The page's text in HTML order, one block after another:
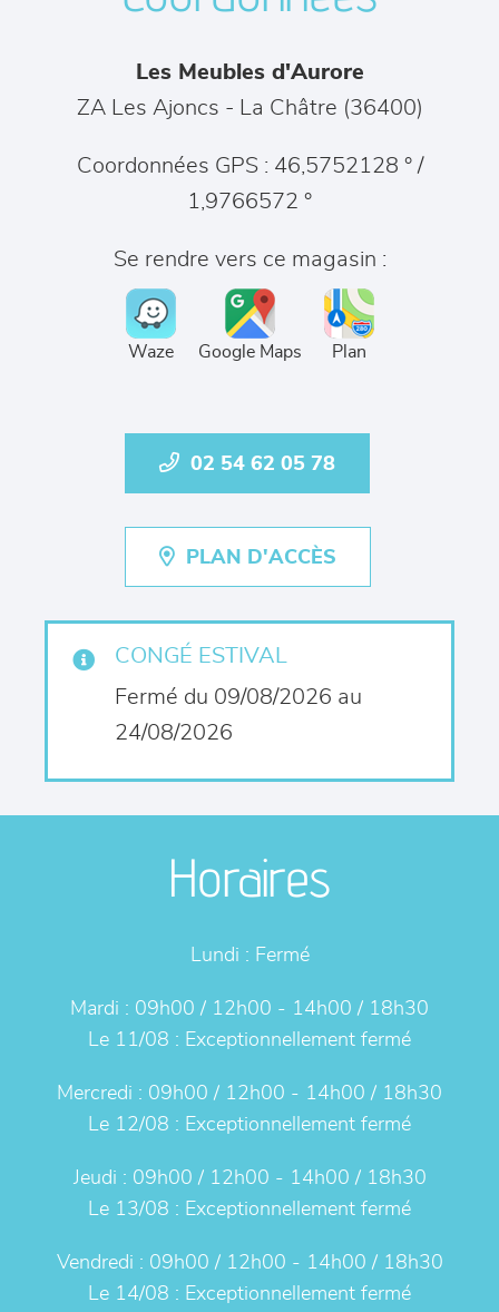
Les Meubles d'Aurore
ZA Les Ajoncs - La Châtre (36400)
Coordonnées GPS : 46,5752128 ° /
1,9766572 °
Se rendre vers ce magasin :
Waze Google Maps Plan
02 54 62 05 78
PLAN D'ACCÈS
CONGÉ ESTIVAL
Fermé du 09/08/2026 au
24/08/2026
Horaires
Lundi : Fermé
Mardi : 09h00 / 12h00 - 14h00 / 18h30
Le 11/08 : Exceptionnellement fermé
Mercredi : 09h00 / 12h00 - 14h00 / 18h30
Le 12/08 : Exceptionnellement fermé
Jeudi : 09h00 / 12h00 - 14h00 / 18h30
Le 13/08 : Exceptionnellement fermé
Vendredi : 09h00 / 12h00 - 14h00 / 18h30
Le 14/08 : Exceptionnellement fermé